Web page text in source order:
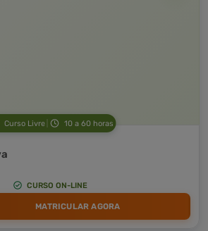
Curso Livre 10 a 60 horas
CURSO ON-LINE
MATRICULAR AGORA